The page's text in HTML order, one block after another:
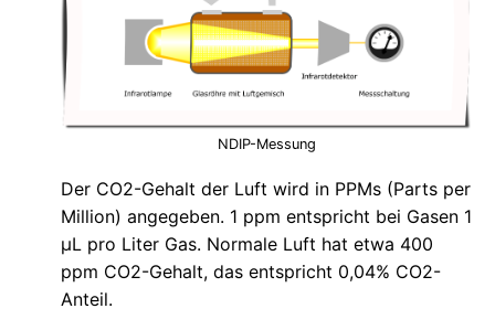
NDIP-Messung
Der CO2-Gehalt der Luft wird in PPMs (Parts per
Million) angegeben. 1 ppm entspricht bei Gasen 1
µL pro Liter Gas. Normale Luft hat etwa 400
ppm CO2-Gehalt, das entspricht 0,04% CO2-
Anteil.